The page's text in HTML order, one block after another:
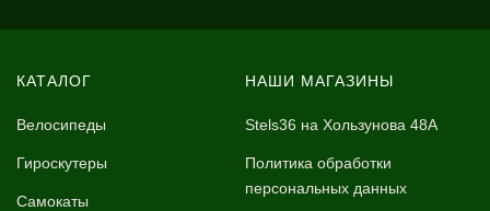
КАТАЛОГ
Велосипеды
Гироскутеры
Самокаты
НАШИ МАГАЗИНЫ
Stels36 на Хользунова 48А
Политика обработки
персональных данных